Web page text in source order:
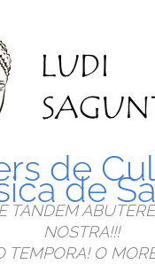
de
de
TANDEM
NOSTRA!!!
TEMPORA! O